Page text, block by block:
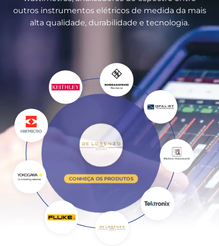
outros instrumentos elétricos de medida da mais
alta qualidade, durabilidade e tecnologia.
CONHEÇA OS PRODUTOS